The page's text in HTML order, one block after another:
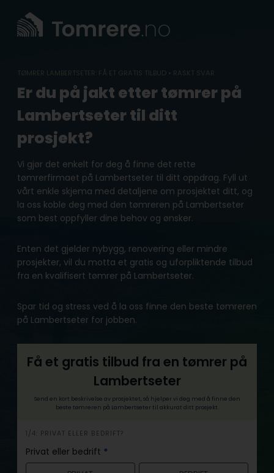
content
TØMRER LAMBERTSETER: FÅ ET GRATIS TILBUD • RASKT SVAR
Er du på jakt etter tømrer på
Lambertseter til ditt
prosjekt?
Vi gjør det enkelt for deg å finne det rette
tømrerfirmaet på Lambertseter til ditt oppdrag. Fyll ut
vårt enkle skjema med detaljene om prosjektet ditt, og
la oss koble deg med den tømreren på Lambertseter
som best oppfyller dine behov og ønsker.
Enten det gjelder nybygg, renovering eller mindre
prosjekter, vil du motta et gratis og uforpliktende tilbud
fra en kvalifisert tømrer på Lambertseter.
Spar tid og stress ved å la oss finne den beste tømreren
på Lambertseter for jobben.
Få et gratis tilbud fra en tømrer på
Lambertseter
Send en kort beskrivelse av prosjektet, så hjelper vi deg med å finne den
beste tømreren på Lambertseter til akkurat ditt prosjekt.
h
e
r
1/4: PRIVAT ELLER BEDRIFT?
Privat eller bedrift *